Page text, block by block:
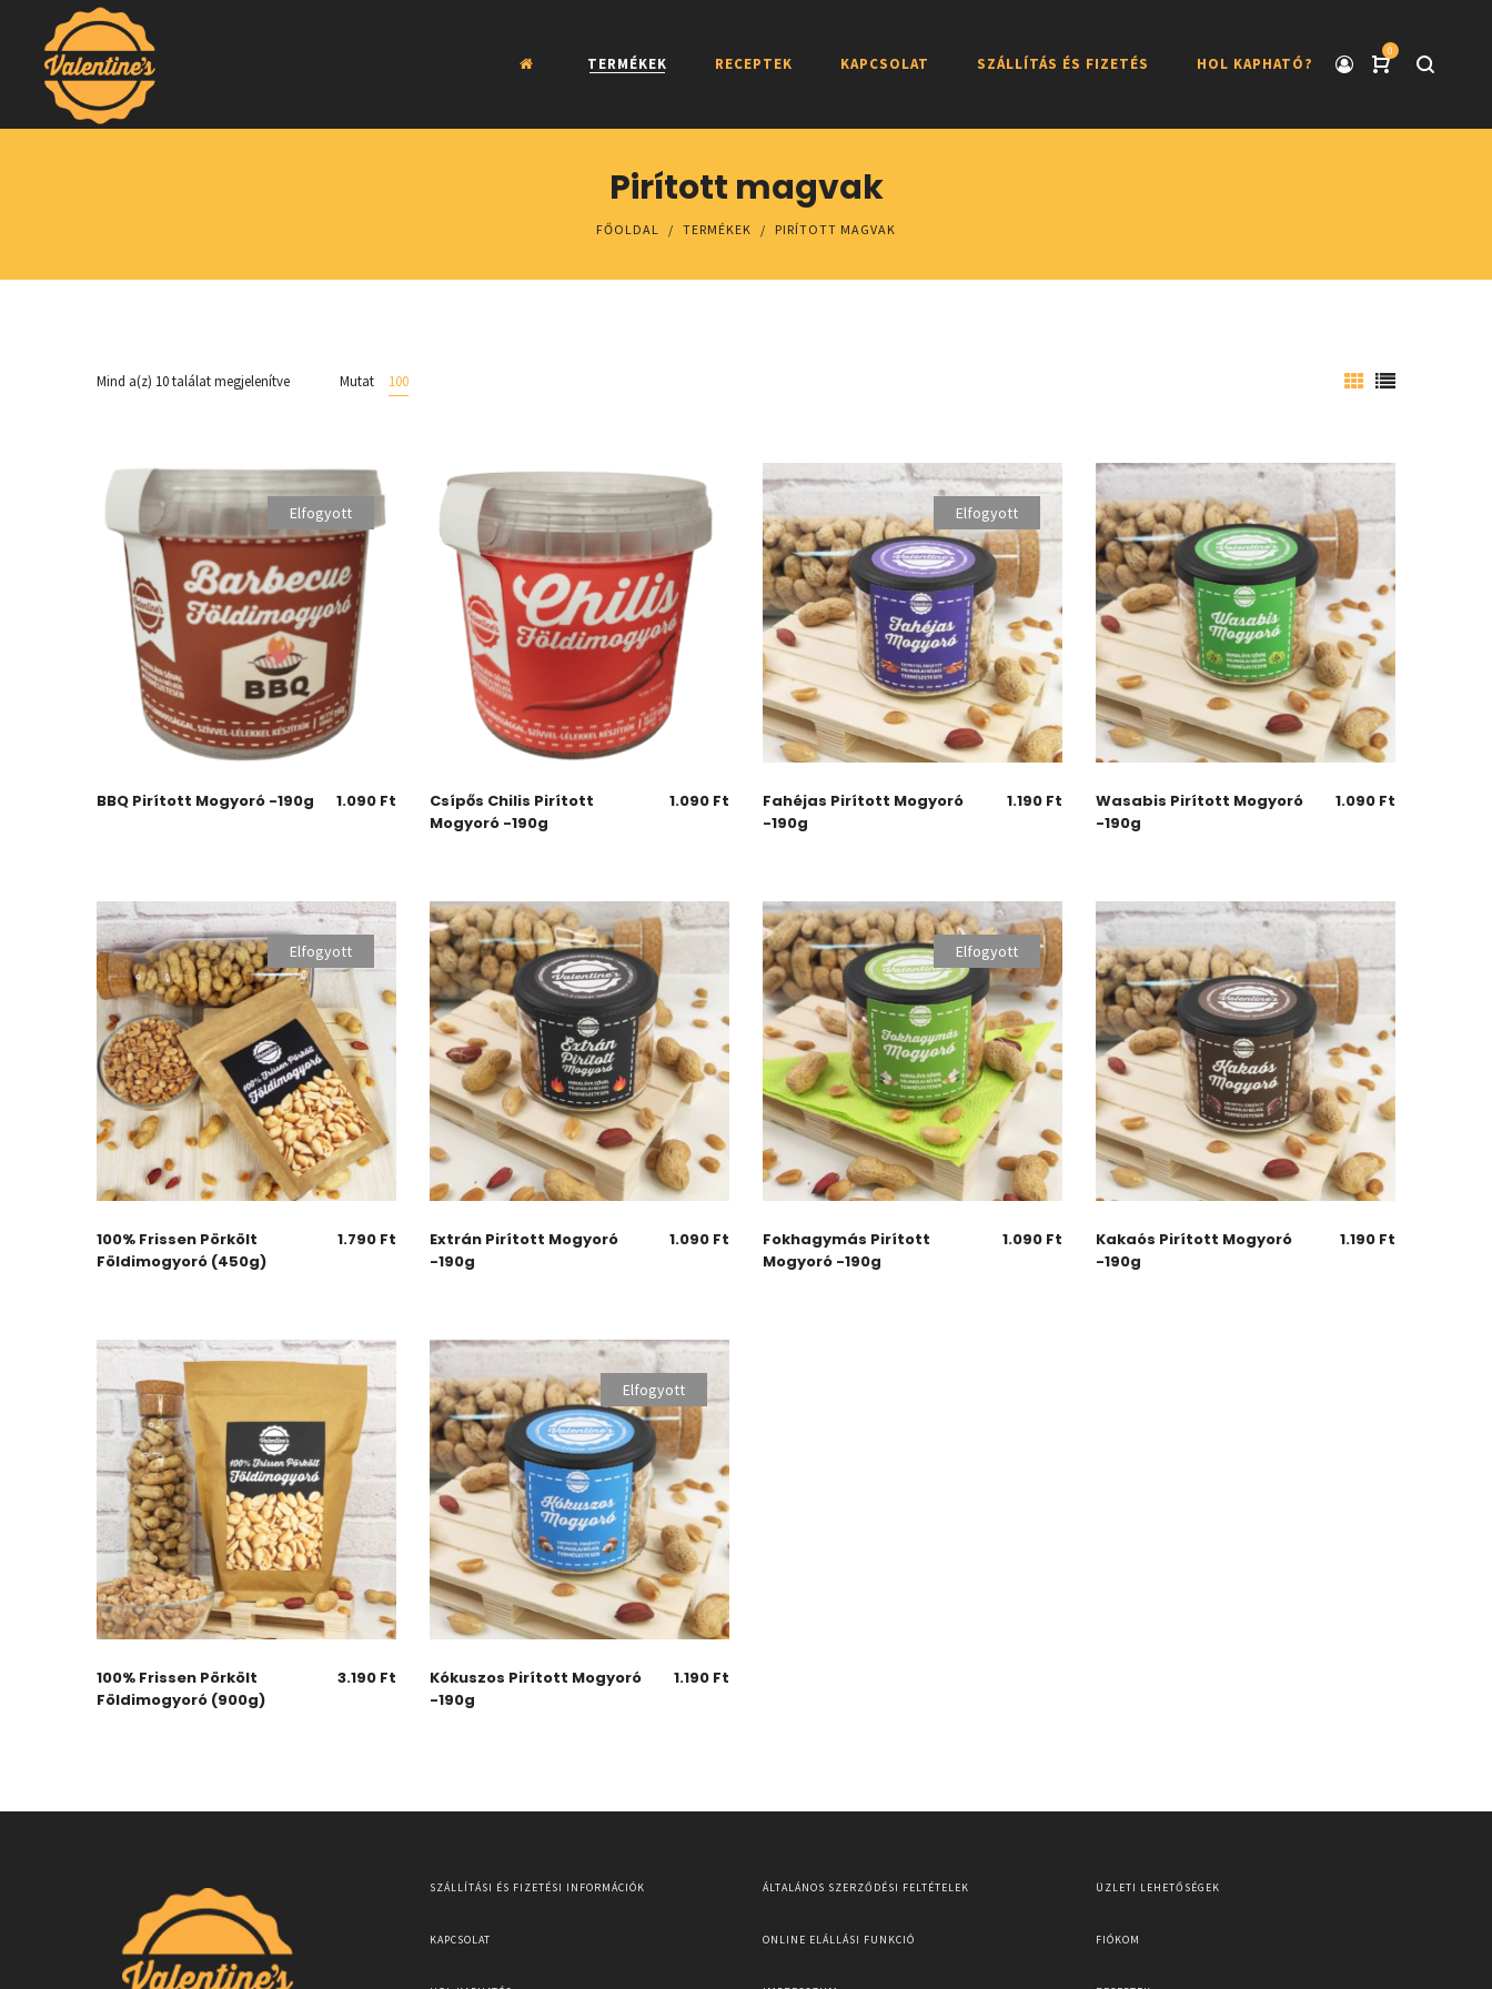
0
TERMÉKEK RECEPTEK KAPCSOLAT SZÁLLÍTÁS ÉS FIZETÉS HOL KAPHATÓ?
Pirított magvak
FŐOLDAL / TERMÉKEK / PIRÍTOTT MAGVAK
Mind a(z) 10 találat megjelenítve Mutat 100
Elfogyott
BBQ Pirított Mogyoró -190g 1.090 Ft
Csípős Chilis Pirított
Mogyoró -190g
1.090 Ft
Elfogyott
Fahéjas Pirított Mogyoró
-190g
1.190 Ft
Wasabis Pirított Mogyoró
-190g
1.090 Ft
Elfogyott
100% Frissen Pörkölt
Földimogyoró (450g)
1.790 Ft
Extrán Pirított Mogyoró
-190g
1.090 Ft
Elfogyott
Fokhagymás Pirított
Mogyoró -190g
1.090 Ft
Kakaós Pirított Mogyoró
-190g
1.190 Ft
100% Frissen Pörkölt
Földimogyoró (900g)
3.190 Ft
Elfogyott
Kókuszos Pirított Mogyoró
-190g
1.190 Ft
SZÁLLÍTÁSI ÉS FIZETÉSI INFORMÁCIÓK
KAPCSOLAT
ÁLTALÁNOS SZERZŐDÉSI FELTÉTELEK
ONLINE ELÁLLÁSI FUNKCIÓ
ÜZLETI LEHETŐSÉGEK
FIÓKOM